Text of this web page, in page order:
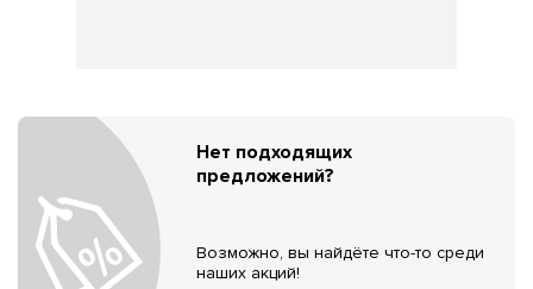
Нет подходящих
предложений?
Возможно, вы найдёте что-то среди
наших акций!